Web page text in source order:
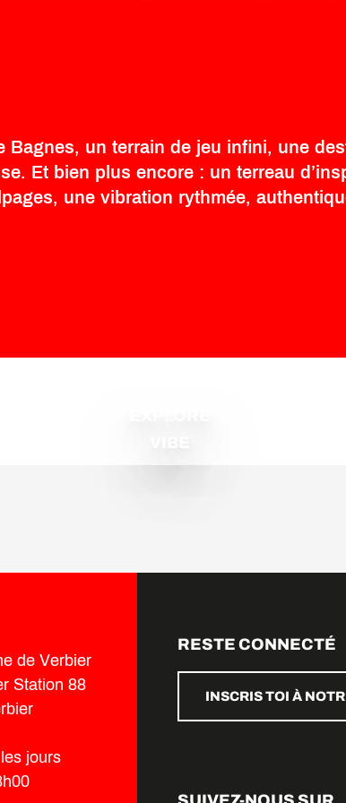
Bagnes, un terrain de jeu infini, une
Et bien plus encore : un terreau
une vibration rythmée,
de Verbier
Station 88
jours
RESTE CONNECTÉ
INSCRIS TOI À